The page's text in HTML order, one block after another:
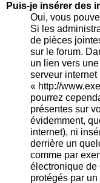
Puis-je insérer des
Oui, vous
Si les
de pièces
sur le forum.
un lien vers
serveur
« http://
pourrez
présentes sur
évidemment,
internet), ni
derrière un
comme par
électronique de
protégés par